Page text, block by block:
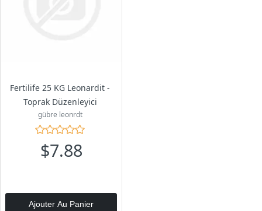
Fertilife 25 KG Leonardit -
Toprak Düzenleyici
gübre leonrdt
$7.88
Ajouter Au Panier